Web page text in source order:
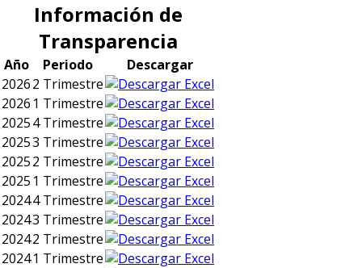
Información de
Transparencia
Año Periodo
Descargar
20262 Trimestre
2026 1 Trimestre
20254 Trimestre
20253 Trimestre
20252 Trimestre
2025 1 Trimestre
20244 Trimestre
20243 Trimestre
20242 Trimestre
20241 Trimestre